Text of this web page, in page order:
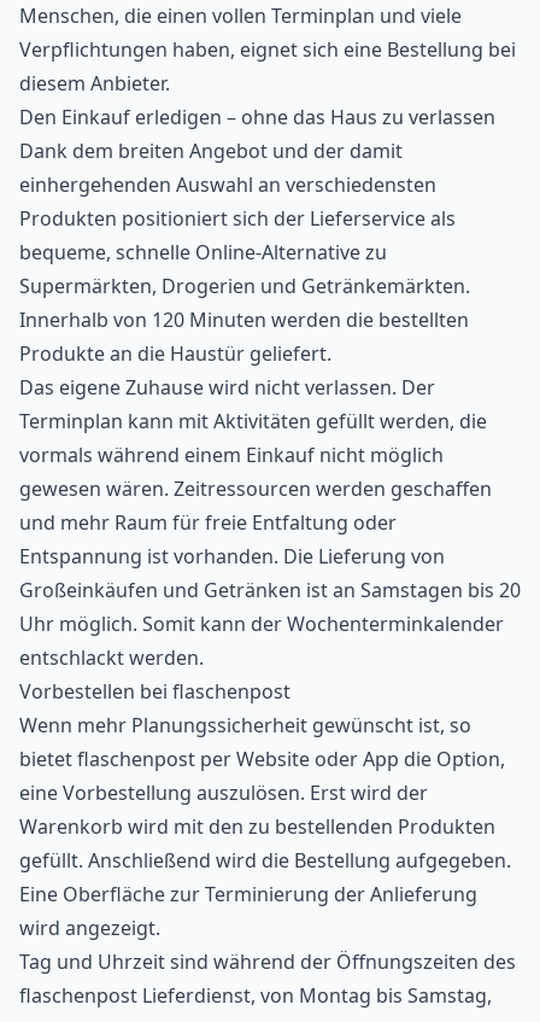
Menschen, die einen vollen Terminplan und viele
Verpflichtungen haben, eignet sich eine Bestellung bei
diesem Anbieter.
Den Einkauf erledigen – ohne das Haus zu verlassen
Dank dem breiten Angebot und der damit
einhergehenden Auswahl an verschiedensten
Produkten positioniert sich der Lieferservice als
bequeme, schnelle Online-Alternative zu
Supermärkten, Drogerien und Getränkemärkten.
Innerhalb von 120 Minuten werden die bestellten
Produkte an die Haustür geliefert.
Das eigene Zuhause wird nicht verlassen. Der
Terminplan kann mit Aktivitäten gefüllt werden, die
vormals während einem Einkauf nicht möglich
gewesen wären. Zeitressourcen werden geschaffen
und mehr Raum für freie Entfaltung oder
Entspannung ist vorhanden. Die Lieferung von
Großeinkäufen und Getränken ist an Samstagen bis 20
Uhr möglich. Somit kann der Wochenterminkalender
entschlackt werden.
Vorbestellen bei flaschenpost
Wenn mehr Planungssicherheit gewünscht ist, so
bietet flaschenpost per Website oder App die Option,
eine Vorbestellung auszulösen. Erst wird der
Warenkorb wird mit den zu bestellenden Produkten
gefüllt. Anschließend wird die Bestellung aufgegeben.
Eine Oberfläche zur Terminierung der Anlieferung
wird angezeigt.
Tag und Uhrzeit sind während der Öffnungszeiten des
flaschenpost Lieferdienst, von Montag bis Samstag,